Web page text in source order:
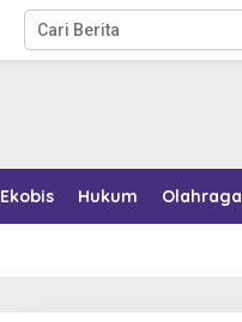
Ekobis Hukum Olahraga